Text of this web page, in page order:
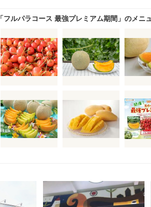
「フルパラコース 最強プレミアム期間」のメニ